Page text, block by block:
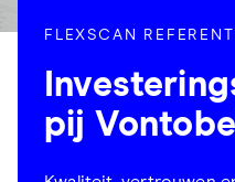
FLEXSCAN
pij Vontobel